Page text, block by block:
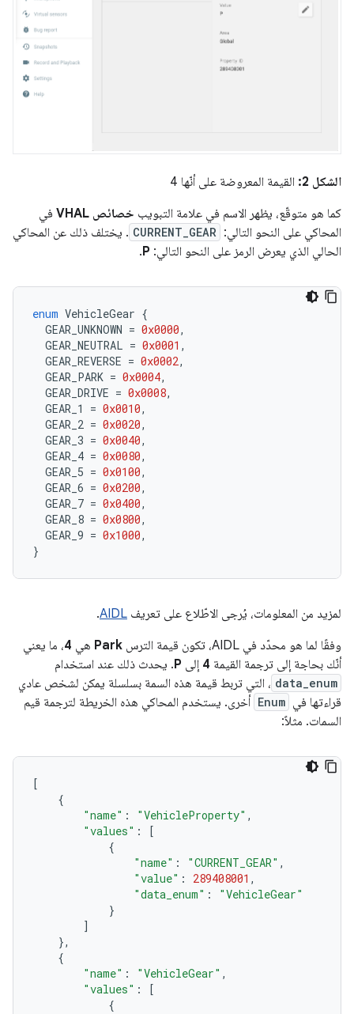
الشكل 2:
القيمة المعروضة على أنّها 4
كما هو متوقّع، يظهر الاسم في علامة التبويب خصائص VHAL
في
المحاكي على النحو التالي: CURRENT_GEAR . يختلف ذلك عن المحاكي
الحالي الذي يعرض الرمز على النحو التالي: P
.
enum VehicleGear {
GEAR_UNKNOWN = 0x0000,
GEAR_NEUTRAL = 0x0001 ,
GEAR_REVERSE = 0x0002,
GEAR_PARK = 0x0004,
GEAR_DRIVE = 0x0008,
GEAR_1
= 0x0010,
GEAR_2 = 0x0020,
GEAR_3 = 0x0040,
GEAR_4 = 0x0080,
GEAR_5 = 0x0100,
GEAR_6 = 0x0200,
GEAR_7 = 0x0400,
GEAR_8 = 0x0800,
GEAR_9 = 0x1000,
}
لمزيد من المعلومات، يُرجى الاطّلاع على تعريف AIDL
.
وفقًا لما هو محدّد في AIDL، تكون قيمة الترس
Park هي 4، ما يعني
أنّك بحاجة إلى ترجمة القيمة 4 إلى P. يحدث ذلك عند استخدام
data_enum ، التي تربط قيمة هذه السمة بسلسلة يمكن لشخص عادي
قراءتها في Enum أخرى. يستخدم المحاكي هذه الخريطة لترجمة قيم
السمات. مثلاً:
[
{
"name" : "VehicleProperty" ,
"values" :
[
{
"name" : "CURRENT_GEAR" ,
"value" : 289408001 ,
"data_enum" :
"VehicleGear"
}
]
},
{
"name" : "VehicleGear" ,
"values" :
[
{